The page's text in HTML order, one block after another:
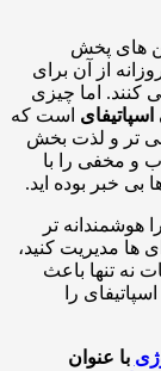
پخش
از آن برای
اما چیزی
است که
و لذت بخش
را با
بوده اید.
تر
کنید،
باعث
را
عنوان